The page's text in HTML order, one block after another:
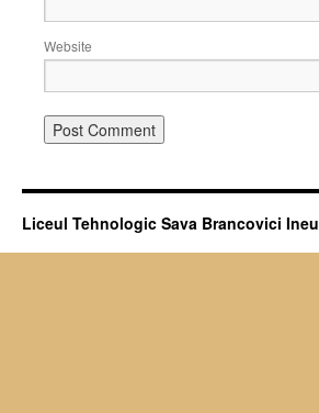
Website
Liceul Tehnologic Sava Brancovici Ineu